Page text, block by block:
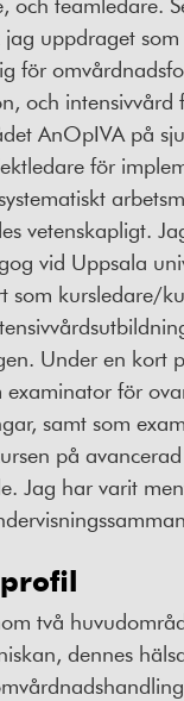
uppdraget som
för
och intensivvård
AnOpIVA på
för
vetenskapligt.
vid Uppsala
som kursledare/
Under en kort
examinator för
samt som
på
Jag har varit
två
dennes